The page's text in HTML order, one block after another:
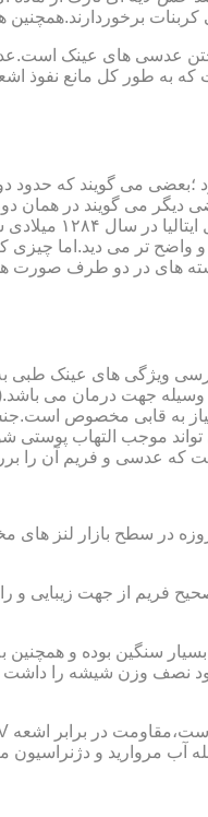
کربنات
ساختن عدسی های عینک
به طور کل مانع نفوذ
؛بعضی می گویند که حدود
می گویند در همان
های در دو طرف صورت
ویژگی های عینک طبی
جهت درمان می
به قابی مخصوص
موجب التهاب پوستی
عدسی و فریم آن را
در سطح بازار لنز های
فریم از جهت زیبایی
نصف وزن شیشه را داشت و
مروارید و دژنراسیون